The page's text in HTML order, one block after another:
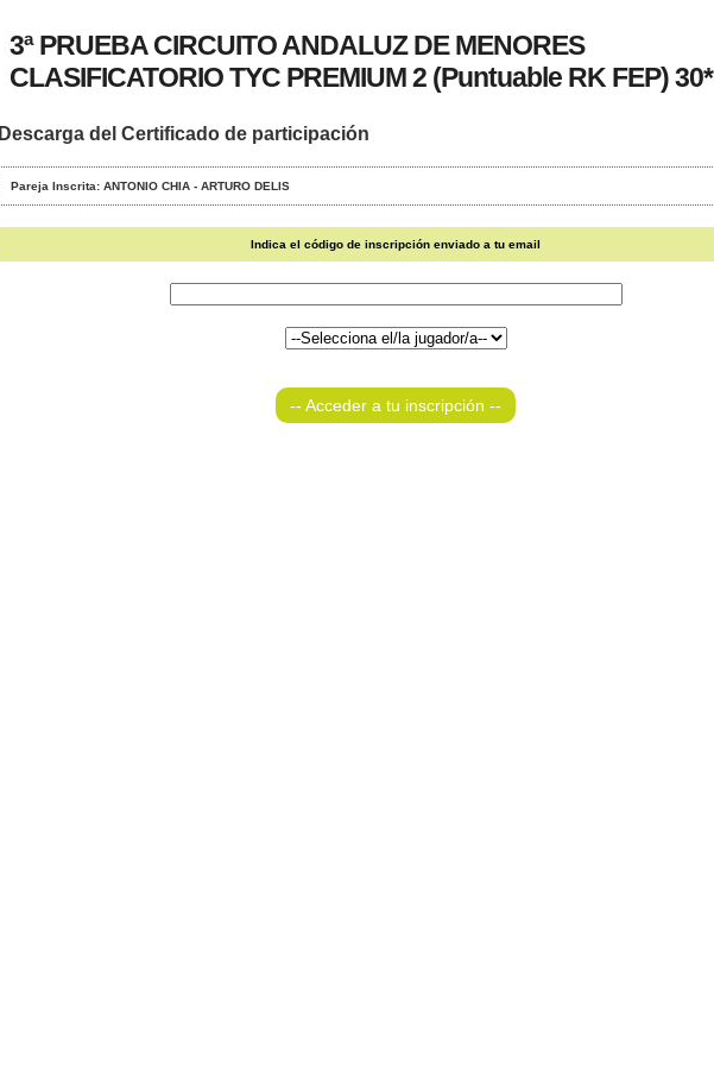
3ª PRUEBA CIRCUITO ANDALUZ DE MENORES
CLASIFICATORIO TYC PREMIUM 2 (Puntuable RK FEP) 30*
Descarga del Certificado de participación
Pareja Inscrita: ANTONIO CHIA - ARTURO DELIS
Indica el código de inscripción enviado a tu email
-- Acceder a tu inscripción --